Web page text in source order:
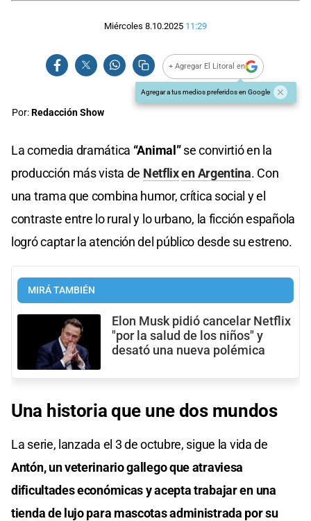
Miércoles 8.10.2025 11:29
+ Agregar El Litoral en
Agregar a tus medios preferidos en Google
Por:Redacción Show
La comedia dramática “Animal”se convirtió en la
producción más vista de Netflixen Argentina. Con
una trama que combina humor, crítica social y el
contraste entre lo rural y lo urbano, la ficción española
logró captar la atención del público desde su estreno.
MIRÁ TAMBIÉN
Elon Musk pidió cancelar Netflix
"por la salud de los niños" y
desató una nueva polémica
Una historia que une dos mundos
La serie, lanzada el 3 de octubre, sigue la vida de
Antón, un veterinario gallego que atraviesa
dificultades económicas y acepta trabajar en una
tienda de lujo para mascotas administrada por su